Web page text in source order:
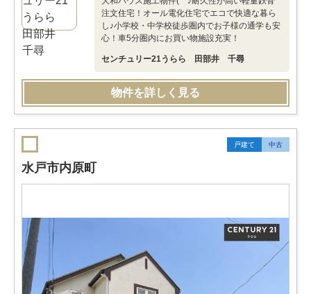
注文住宅！オール電化住宅でエコで快適な暮ら
し♪小学校・中学校徒歩圏内でお子様の通学も安
心！車5分圏内にお買い物施設充実！
センチュリー21うらら 田部井 千尋
物件を詳しく見る
戸建て 中古
水戸市内原町